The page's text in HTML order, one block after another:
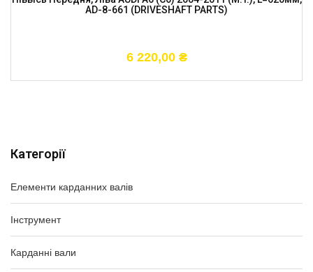
Категорії
Елементи карданних валів
Інструмент
Карданні вали
AD-8-661 (DRIVESHAFT PARTS)
6 220,00 ₴